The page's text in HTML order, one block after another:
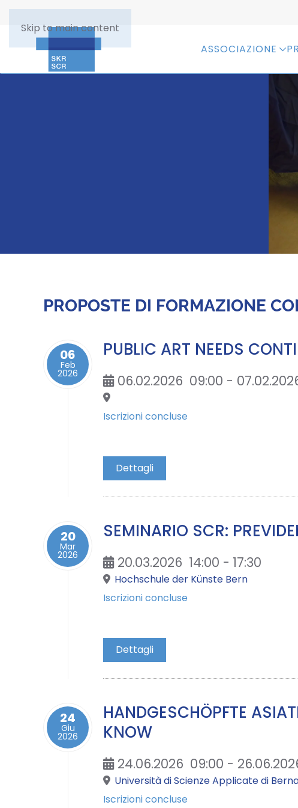
Skip to main content
ASSOCIAZIONE
PROPOSTE DI FORMAZIONE
06
Feb
2026
PUBLIC ART NEEDS
06.02.2026 09:00 -
Iscrizioni concluse
Dettagli
20
Mar
2026
SEMINARIO SCR:
20.03.2026 14:00 - 17:30
Hochschule der Künste Bern
Iscrizioni concluse
Dettagli
24
Giu
2026
HANDGESCHÖPFTE
KNOW
24.06.2026 09:00 -
Università di Scienze Applicate di
Iscrizioni concluse